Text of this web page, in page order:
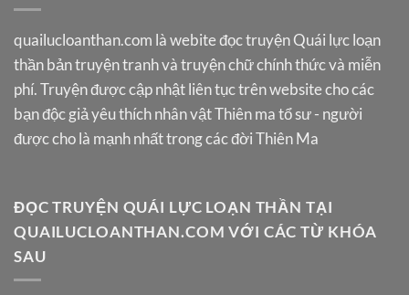
quailucloanthan.com là webite đọc truyện Quái lực loạn
thần bản truyện tranh và truyện chữ chính thức và miễn
phí. Truyện được cập nhật liên tục trên website cho các
bạn độc giả yêu thích nhân vật Thiên ma tổ sư - người
được cho là mạnh nhất trong các đời Thiên Ma
ĐỌC TRUYỆN QUÁI LỰC LOẠN THẦN TẠI
QUAILUCLOANTHAN.COM VỚI CÁC TỪ KHÓA
SAU